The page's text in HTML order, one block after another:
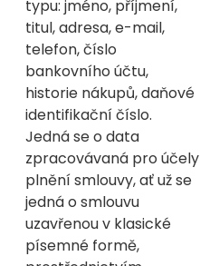
typu: jméno, příjmení,
titul, adresa, e-mail,
telefon, číslo
bankovního účtu,
historie nákupů, daňové
identifikační číslo.
Jedná se o data
zpracovávaná pro účely
plnění smlouvy, ať už se
jedná o smlouvu
uzavřenou v klasické
písemné formě,